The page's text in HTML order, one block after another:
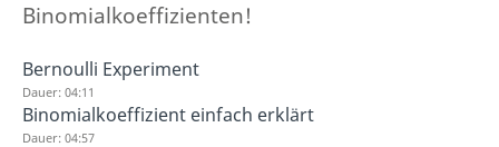
Binomialkoeffizienten!
Bernoulli Experiment
Dauer: 04:11
Binomialkoeffizient einfach erklärt
Dauer: 04:57